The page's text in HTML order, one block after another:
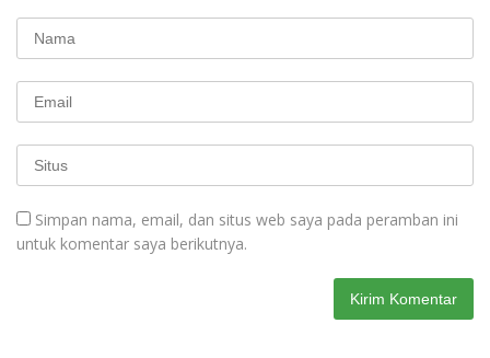
Simpan nama, email, dan situs web saya pada peramban ini
untuk komentar saya berikutnya.